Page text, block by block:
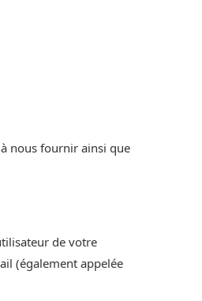
nous fournir ainsi que
de votre
(également appelée